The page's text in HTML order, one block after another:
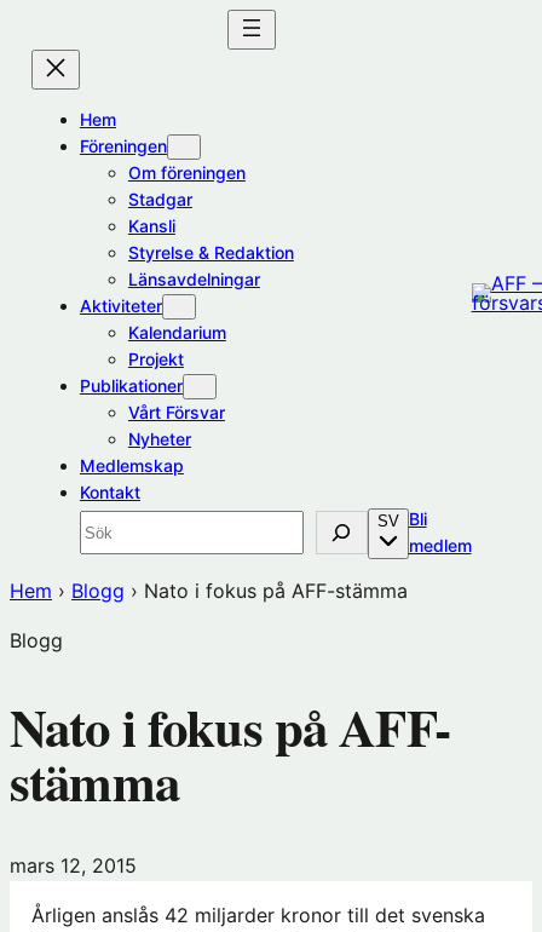
innehåll
Hem
Föreningen
Om föreningen
Stadgar
Kansli
Styrelse & Redaktion
Länsavdelningar
Aktiviteter
Kalendarium
Projekt
Publikationer
Vårt Försvar
Nyheter
Medlemskap
Kontakt
Sök
SV Bli
medlem(öppnas
Hem › Blogg › Nato i fokus på AFF-stämma
Blogg
Nato i fokus på AFF-
stämma
mars 12, 2015
Årligen anslås 42 miljarder kronor till det svenska